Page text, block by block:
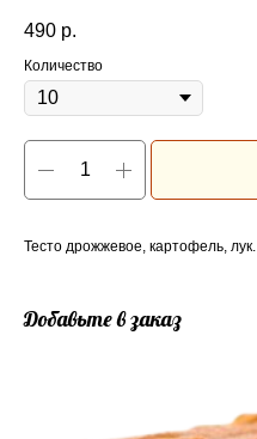
490 р.
Количество
Тесто дрожжевое, картофель, лук.
Добавьте в заказ